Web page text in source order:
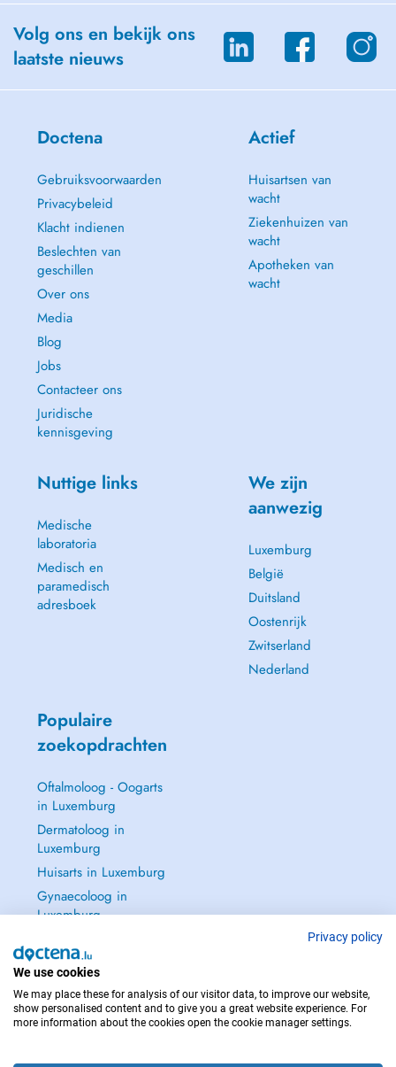
Volg ons en bekijk ons
laatste nieuws
Doctena
Gebruiksvoorwaarden
Privacybeleid
Klacht indienen
Beslechten van
geschillen
Over ons
Media
Blog
Jobs
Contacteer ons
Juridische
kennisgeving
Actief
Huisartsen van
wacht
Ziekenhuizen van
wacht
Apotheken van
wacht
Nuttige links
Medische
laboratoria
Medisch en
paramedisch
adresboek
We zijn
aanwezig
Luxemburg
België
Duitsland
Oostenrijk
Zwitserland
Nederland
Populaire
zoekopdrachten
Oftalmoloog - Oogarts
in Luxemburg
Dermatoloog in
Luxemburg
Huisarts in Luxemburg
Gynaecoloog in
Luxemburg
NEEM IN GEVAL VAN NOOD CONTACT OP MET : 112
Privacy policy
We use cookies
We may place these for analysis of our visitor data, to improve our website,
show personalised content and to give you a great website experience. For
more information about the cookies open the cookie manager settings.